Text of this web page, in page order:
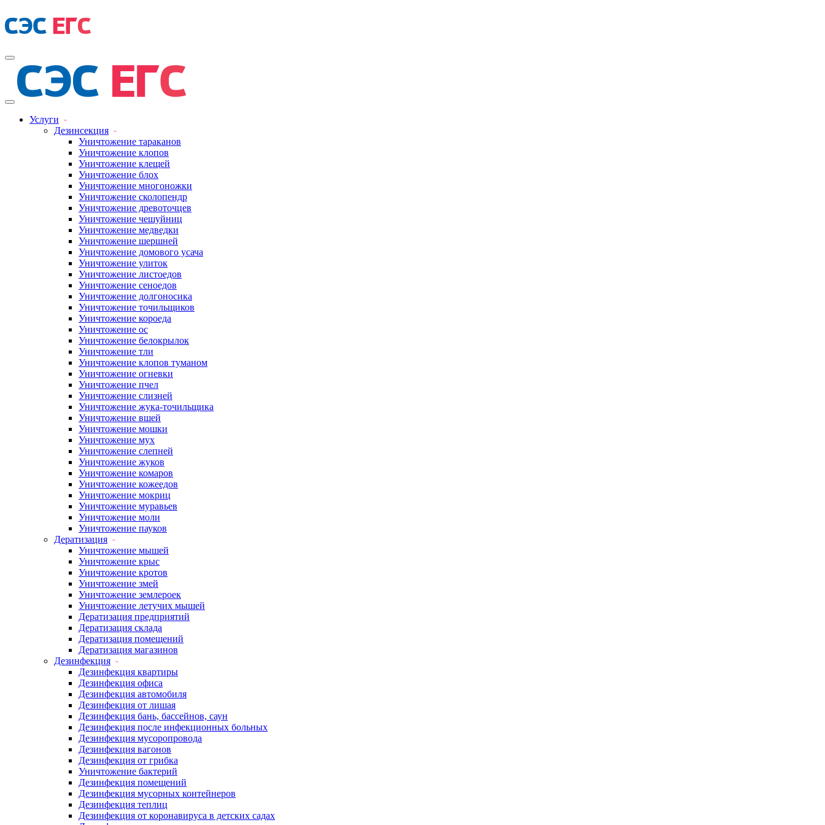
Услуги
Дезинсекция
Уничтожение тараканов
Уничтожение клопов
Уничтожение клещей
Уничтожение блох
Уничтожение многоножки
Уничтожение сколопендр
Уничтожение древоточцев
Уничтожение чешуйниц
Уничтожение медведки
Уничтожение шершней
Уничтожение домового усача
Уничтожение улиток
Уничтожение листоедов
Уничтожение сеноедов
Уничтожение долгоносика
Уничтожение точильщиков
Уничтожение короеда
Уничтожение ос
Уничтожение белокрылок
Уничтожение тли
Уничтожение клопов туманом
Уничтожение огневки
Уничтожение пчел
Уничтожение слизней
Уничтожение жука-точильщика
Уничтожение вшей
Уничтожение мошки
Уничтожение мух
Уничтожение слепней
Уничтожение жуков
Уничтожение комаров
Уничтожение кожеедов
Уничтожение мокриц
Уничтожение муравьев
Уничтожение моли
Уничтожение пауков
Дератизация
Уничтожение мышей
Уничтожение крыс
Уничтожение кротов
Уничтожение змей
Уничтожение землероек
Уничтожение летучих мышей
Дератизация предприятий
Дератизация склада
Дератизация помещений
Дератизация магазинов
Дезинфекция
Дезинфекция квартиры
Дезинфекция офиса
Дезинфекция автомобиля
Дезинфекция от лишая
Дезинфекция бань, бассейнов, саун
Дезинфекция после инфекционных больных
Дезинфекция мусоропровода
Дезинфекция вагонов
Дезинфекция от грибка
Уничтожение бактерий
Дезинфекция помещений
Дезинфекция мусорных контейнеров
Дезинфекция теплиц
Дезинфекция от коронавируса в детских садах